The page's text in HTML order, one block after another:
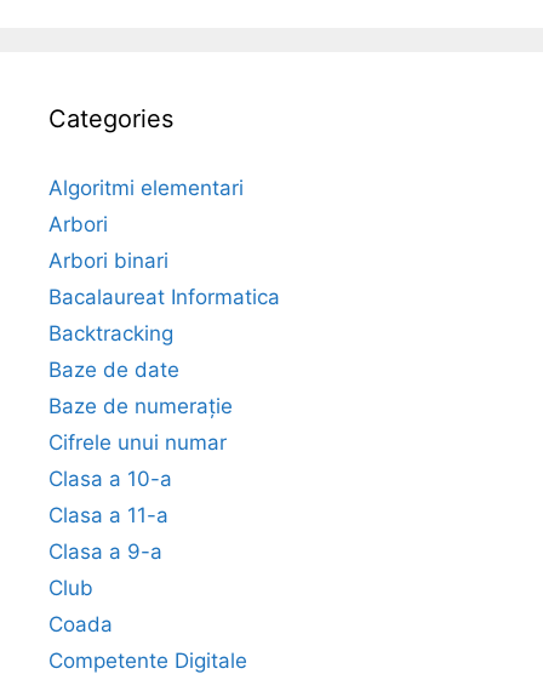
Categories
Algoritmi elementari
Arbori
Arbori binari
Bacalaureat Informatica
Backtracking
Baze de date
Baze de numerație
Cifrele unui numar
Clasa a 10-a
Clasa a 11-a
Clasa a 9-a
Club
Coada
Competente Digitale